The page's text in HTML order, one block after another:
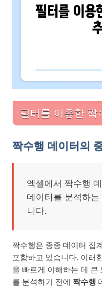
필터를 이용한 짝
짝수행 데이터의
엑셀에서 짝수행
데이터를 분석하
니다.
짝수행은 종종 데이터 집
포함하고 있습니다. 이러
을 빠르게 이해하는 데 큰
를 분석하기 전에 짝수행